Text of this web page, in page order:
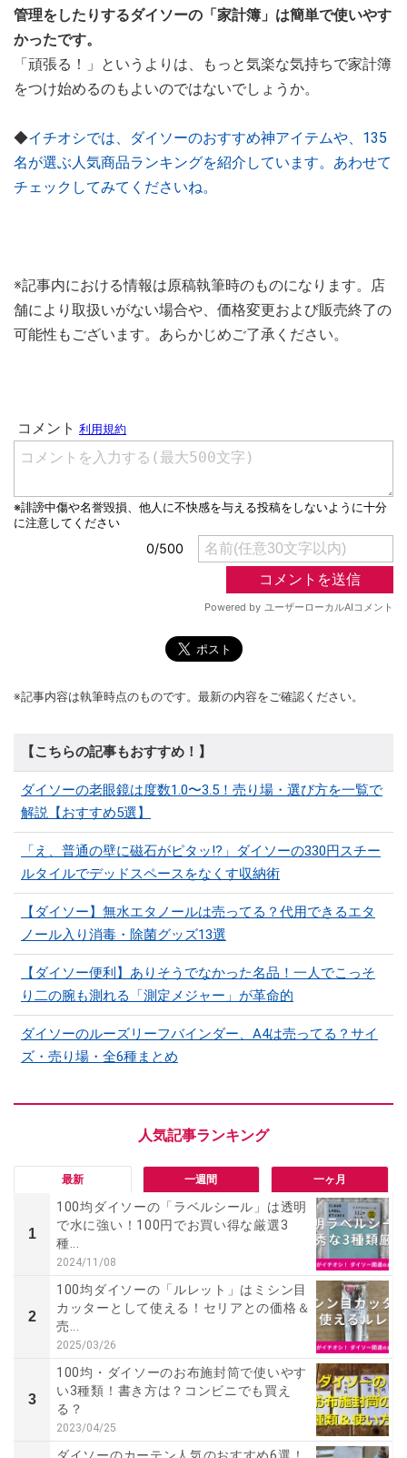
管理をしたりするダイソーの「家計簿」は簡単で使いやす
かったです。
「頑張る！」というよりは、もっと気楽な気持ちで家計簿
をつけ始めるのもよいのではないでしょうか。
◆イチオシでは、ダイソーのおすすめ神アイテムや、135
名が選ぶ人気商品ランキングを紹介しています。あわせて
チェックしてみてくださいね。
※記事内における情報は原稿執筆時のものになります。店
舗により取扱いがない場合や、価格変更および販売終了の
可能性もございます。あらかじめご了承ください。
※記事内容は執筆時点のものです。最新の内容をご確認ください。
【こちらの記事もおすすめ！】
ダイソーの老眼鏡は度数1.0〜3.5！売り場・選び方を一覧で
解説【おすすめ5選】
「え、普通の壁に磁石がピタッ!?」ダイソーの330円スチー
ルタイルでデッドスペースをなくす収納術
【ダイソー】無水エタノールは売ってる？代用できるエタ
ノール入り消毒・除菌グッズ13選
【ダイソー便利】ありそうでなかった名品！一人でこっそ
り二の腕も測れる「測定メジャー」が革命的
ダイソーのルーズリーフバインダー、A4は売ってる？サイ
ズ・売り場・全6種まとめ
最新 一週間 一ヶ月
1
100均ダイソーの「ラベルシール」は透明
で水に強い！100円でお買い得な厳選3
種...
2024/11/08
2
100均ダイソーの「ルレット」はミシン目
カッターとして使える！セリアとの価格＆
売...
2025/03/26
3
100均・ダイソーのお布施封筒で使いやす
い3種類！書き方は？コンビニでも買え
る？
2023/04/25
ダイソーのカーテン人気のおすすめ6選！